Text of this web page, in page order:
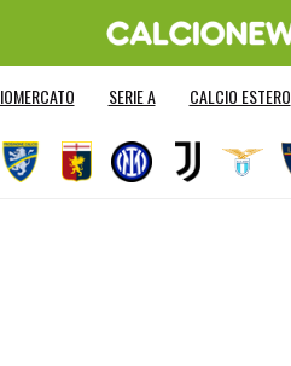
SERIE A CALCIO ESTERO